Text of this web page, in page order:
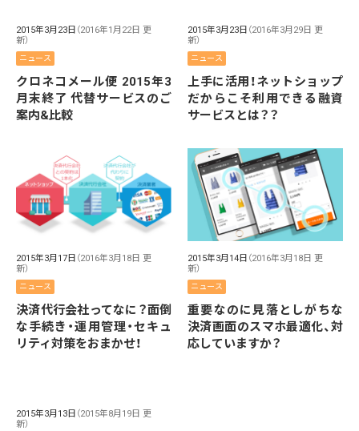
2015年3月23日 （2016年1月22日 更
新）
ニュース
クロネコメール便 2015年3
月末終了 代替サービスのご
案内&比較
2015年3月23日 （2016年3月29日 更
新）
ニュース
上手に活用！ネットショップ
だからこそ利用できる融資
サービスとは？？
2015年3月17日 （2016年3月18日 更
新）
ニュース
決済代行会社ってなに？面倒
な手続き・運用管理・セキュ
リティ対策をおまかせ！
2015年3月14日 （2016年3月18日 更
新）
ニュース
重要なのに見落としがちな
決済画面のスマホ最適化、対
応していますか？
2015年3月13日 （2015年8月19日 更
新）